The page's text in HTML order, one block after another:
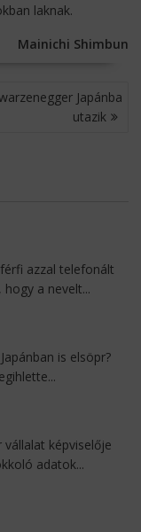
laknak.
Mainichi Shimbun
Japánba
utazik
azzal telefonált
a nevelt...
is elsöpr?
képviselője
adatok...